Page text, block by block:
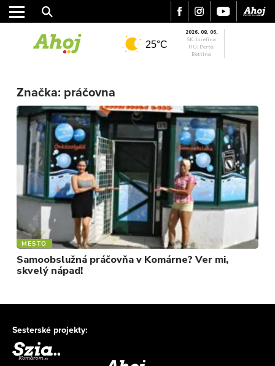
KULTÚRA
FOTKY
25°C
2026. 08. 06.
SK: Jozefína
HU: Berta,
Bettina
Značka: práčovna
MESTO
Samoobslužná práčovňa v Komárne? Ver mi,
skvelý nápad!
Sesterské projekty: